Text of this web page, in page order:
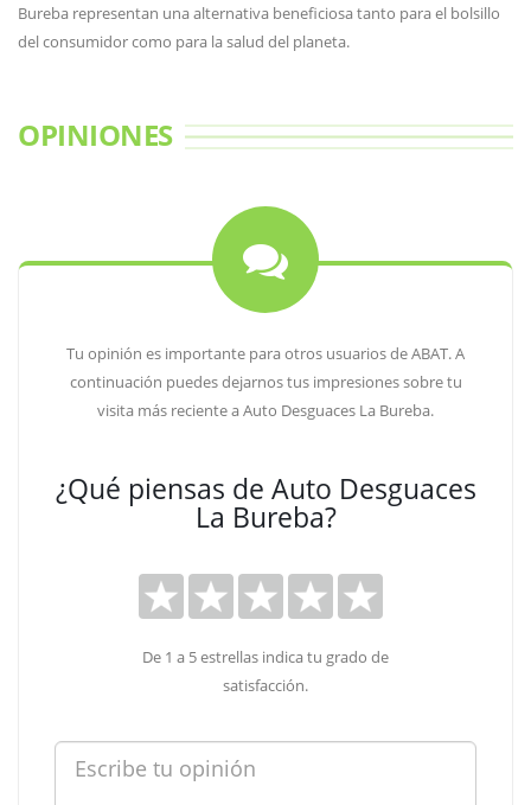
Bureba representan una alternativa beneficiosa tanto para el bolsillo
del consumidor como para la salud del planeta.
OPINIONES
Tu opinión es importante para otros usuarios de ABAT. A
continuación puedes dejarnos tus impresiones sobre tu
visita más reciente a Auto Desguaces La Bureba.
¿Qué piensas de Auto Desguaces
La Bureba?
De 1 a 5 estrellas indica tu grado de
satisfacción.